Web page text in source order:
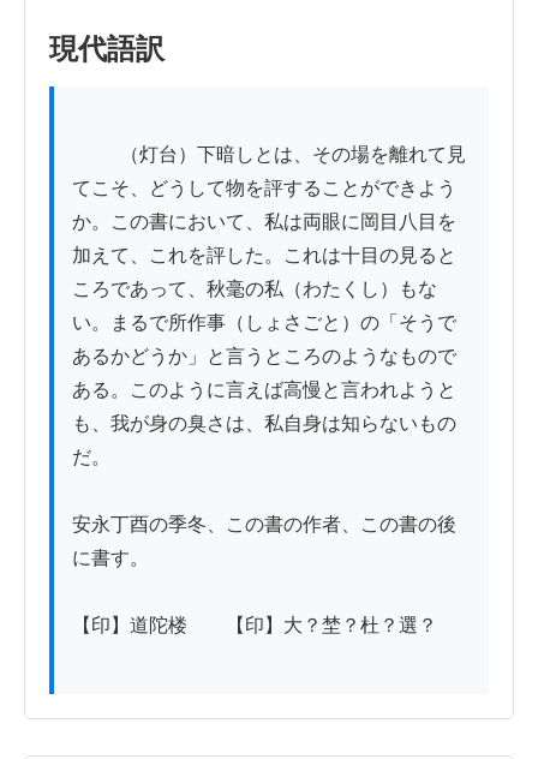
現代語訳
てこそ、どうして物を評することができよう
か。この書において、私は両眼に岡目八目を
加えて、これを評した。これは十目の見ると
ころであって、秋毫の私（わたくし）もな
い。まるで所作事（しょさごと）の「そうで
あるかどうか」と言うところのようなもので
ある。このように言えば高慢と言われようと
も、我が身の臭さは、私自身は知らないもの
だ。
安永丁酉の季冬、この書の作者、この書の後
に書す。
【印】道陀楼　　【印】大？埜？杜？選？